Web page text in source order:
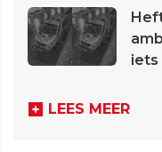
iets
LEES MEER